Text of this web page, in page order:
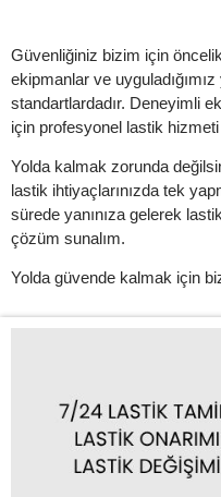
Güvenliğiniz bizim için
ekipmanlar ve
standartlardadır. Deneyimli
için profesyonel lastik hizmeti
Yolda kalmak zorunda
lastik ihtiyaçlarınızda tek
sürede yanınıza gelerek
çözüm sunalım.
Yolda güvende kalmak için